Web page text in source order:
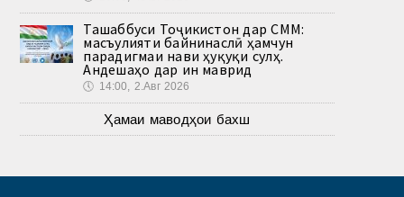
Ташаббуси Тоҷикистон дар СММ:
масъулияти байнинаслӣ ҳамчун
парадигмаи нави ҳуқуқи сулҳ.
Андешаҳо дар ин маврид
🕔 14:00, 2.Авг 2026
Ҳамаи маводҳои бахш